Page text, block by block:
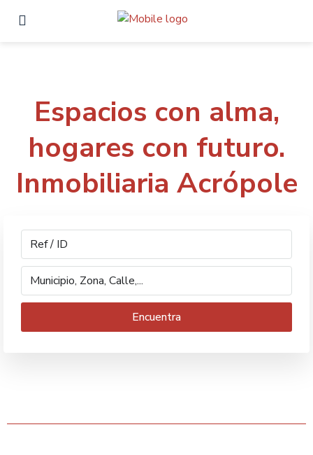
Espacios con alma,
hogares con futuro.
Inmobiliaria Acrópole
Encuentra